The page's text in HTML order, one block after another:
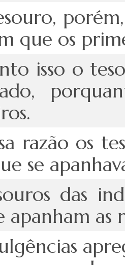
que os
isso o
razão os
se
das
apanham as